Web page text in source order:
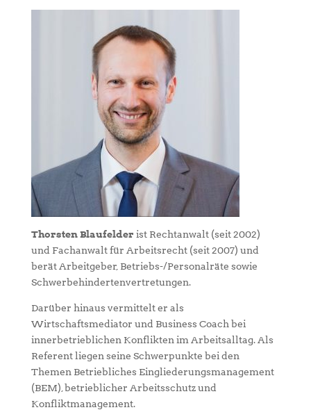
Thorsten Blaufelder ist Rechtanwalt (seit 2002)
und Fachanwalt für Arbeitsrecht (seit 2007) und
berät Arbeitgeber, Betriebs-/Personalräte sowie
Schwerbehindertenvertretungen.
Darüber hinaus vermittelt er als
Wirtschaftsmediator und Business Coach bei
innerbetrieblichen Konflikten im Arbeitsalltag. Als
Referent liegen seine Schwerpunkte bei den
Themen Betriebliches Eingliederungsmanagement
(BEM), betrieblicher Arbeitsschutz und
Konfliktmanagement.